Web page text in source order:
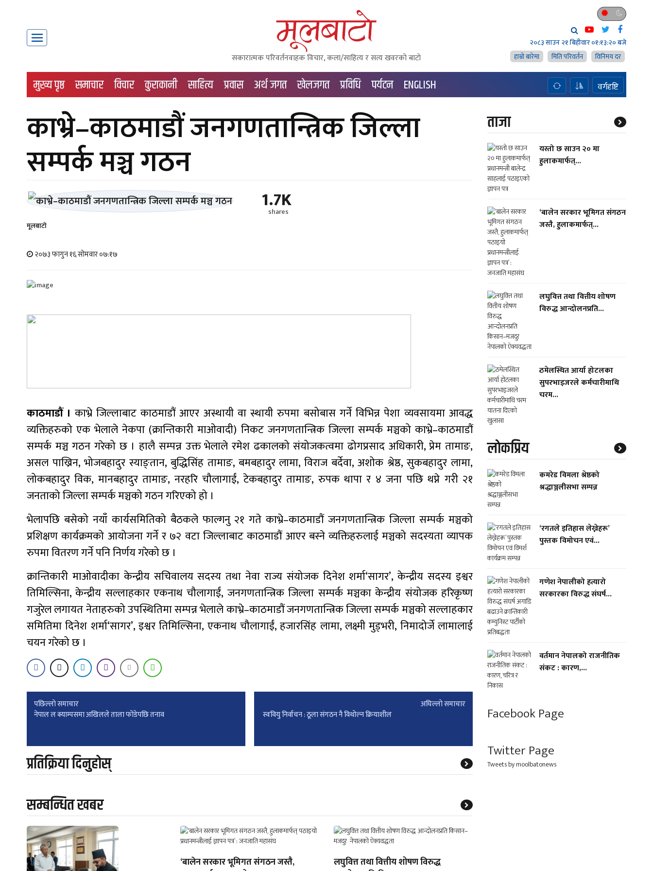
सकारात्मक परिवर्तनवाहक विचार, कला/साहित्य र सत्य खवरको बाटाे
२०८३ साउन २१ बिहीवार०१:१३:२१ बजे
हाम्राे बारेमा
मिति परिवर्तन विनिमय दर
मुख्य पृष्ठ समाचार विचार कुराकानी साहित्य प्रवास अर्थ जगत खेलजगत प्रविधि पर्यटन ENGLISH वर्गदृष्टि
काभ्रे–काठमाडौं जनगणतान्त्रिक जिल्ला
सम्पर्क मञ्च गठन
मूलबाटाे
२०७३ फागुन १६ सोमवार ०७:१७
1.7K
shares
काठमाडौं । काभ्रे जिल्लाबाट काठमाडौं आएर अस्थायी वा स्थायी रुपमा बसोबास गर्ने विभिन्न पेशा व्यवसायमा आवद्ध
व्यक्तिहरुको एक भेलाले नेकपा (क्रान्तिकारी माओवादी) निकट जनगणतान्त्रिक जिल्ला सम्पर्क मञ्चको काभ्रे–काठमाडौं
सम्पर्क मञ्च गठन गरेको छ । हालै सम्पन्न उक्त भेलाले रमेश ढकालको संयोजकत्वमा ढोगप्रसाद अधिकारी, प्रेम तामाङ,
असल पाख्रिन, भोजबहादुर स्याङ्तान, बुद्धिसिंह तामाङ, बमबहादुर लामा, विराज बर्देवा, अशोक श्रेष्ठ, सुकबहादुर लामा,
लोकबहादुर विक, मानबहादुर तामाङ, नरहरि चौलागाईं, टेकबहादुर तामाङ, रुपक थापा र ४ जना पछि थप्ने गरी २१
जनताको जिल्ला सम्पर्क मञ्चको गठन गरिएको हो ।
भेलापछि बसेको नयाँ कार्यसमितिको बैठकले फाल्गनु २१ गते काभ्रे–काठमाडौं जनगणतान्त्रिक जिल्ला सम्पर्क मञ्चको
प्रशिक्षण कार्यक्रमको आयोजना गर्ने र ७२ वटा जिल्लाबाट काठमाडौं आएर बस्ने व्यक्तिहरुलाई मञ्चको सदस्यता व्यापक
रुपमा वितरण गर्ने पनि निर्णय गरेको छ ।
क्रान्तिकारी माओवादीका केन्द्रीय सचिवालय सदस्य तथा नेवा राज्य संयोजक दिनेश शर्मा‘सागर’, केन्द्रीय सदस्य इश्वर
तिमिल्सिना, केन्द्रीय सल्लाहकार एकनाथ चौलागाईं, जनगणतान्त्रिक जिल्ला सम्पर्क मञ्चका केन्द्रीय संयोजक हरिकृष्ण
गजुरेल लगायत नेताहरुको उपस्थितिमा सम्पन्न भेलाले काभ्रे–काठमाडौं जनगणतान्त्रिक जिल्ला सम्पर्क मञ्चको सल्लाहकार
समितिमा दिनेश शर्मा‘सागर’, इश्वर तिमिल्सिना, एकनाथ चौलागाईं, हजारसिंह लामा, लक्ष्मी मुड्भरी, निमादोर्जे लामालाई
चयन गरेको छ ।
Post
पछिल्लाे समाचार
नेपाल ल क्याम्पसमा अखिलले ताला फोडेपछि तनाव
अघिल्लाे समाचार
स्ववियु निर्वाचन : ठूला संगठन नै विथोल्न क्रियाशील
प्रतिक्रिया दिनुहोस्
सम्बन्धित खबर
‘बालेन सरकार भूमिगत संगठन जस्तै,
लघुवित्त तथा वित्तीय शोषण विरुद्ध
ताजा
यस्तो छ साउन २० मा
हुलाकमार्फत्...
‘बालेन सरकार भूमिगत संगठन
जस्तै, हुलाकमार्फत्...
लघुवित्त तथा वित्तीय शोषण
विरुद्ध आन्दोलनप्रति...
ठमेलस्थित आर्या होटलका
सुपरभाइजरले कर्मचारीमाथि
चरम...
लाेकप्रिय
कमरेड विमला श्रेष्ठको
श्रद्धाञ्जलीसभा सम्पन्न
‘रगतले इतिहास लेख्नेहरू’
पुस्तक विमोचन एवं...
गणेश नेपालीको हत्यारो
सरकारका विरुद्ध संघर्ष...
वर्तमान नेपालको राजनीतिक
संकट : कारण,...
Facebook Page
Twitter Page
Tweets by moolbatonews